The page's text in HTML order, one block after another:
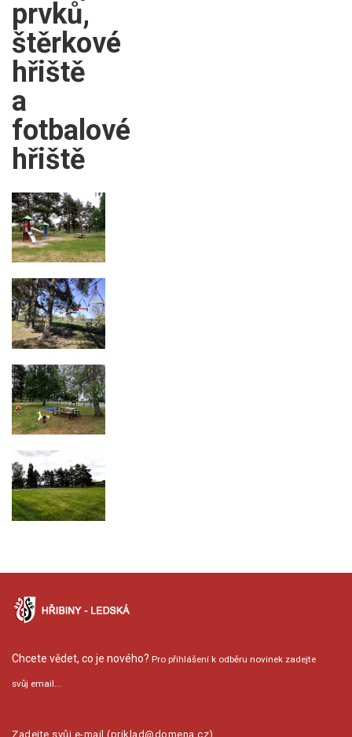
prvků,
štěrkové
hřiště
a
fotbalové
hřiště
Chcete vědet, co je nového? Pro přihlášení k odběru novinek zadejte
svůj email...